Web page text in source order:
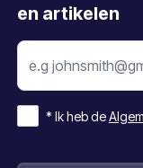
en artikelen
* Ik heb de